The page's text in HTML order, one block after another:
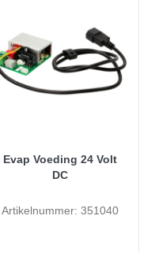
Evap Voeding 24 Volt
DC
Artikelnummer: 351040